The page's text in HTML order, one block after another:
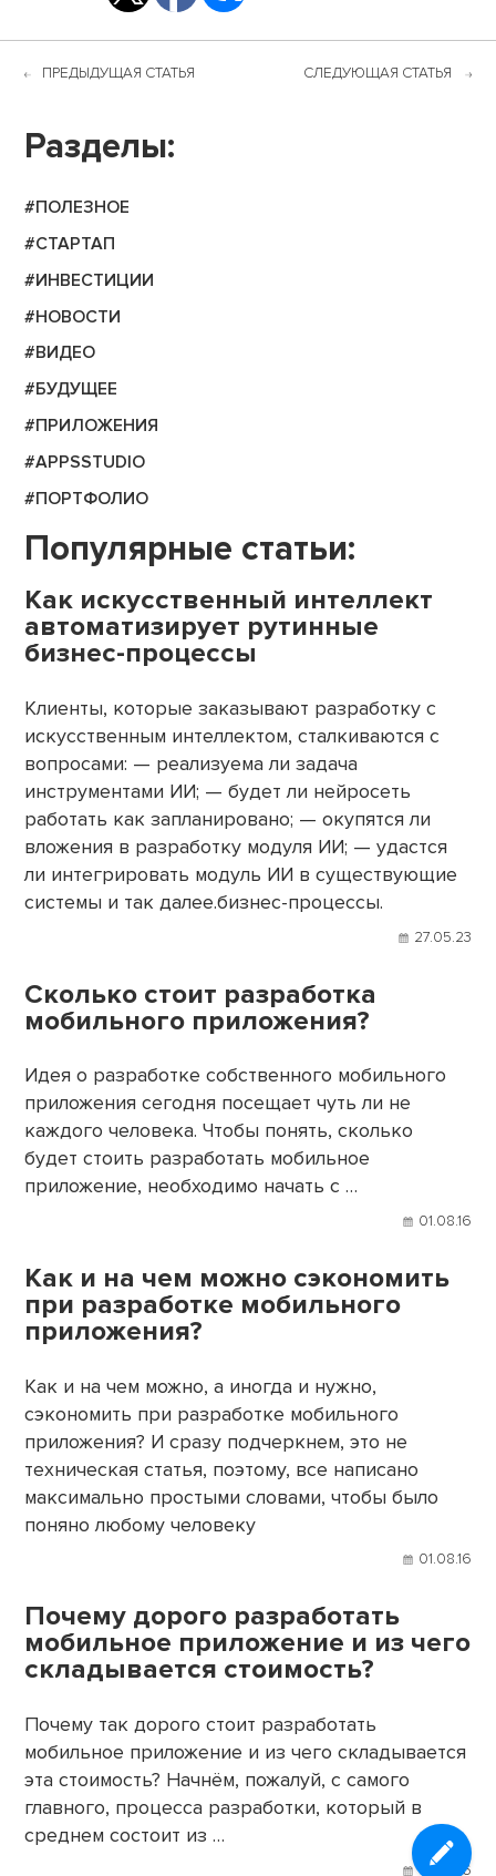
ПРЕДЫДУЩАЯ СТАТЬЯ СЛЕДУЮЩАЯ СТАТЬЯ
Разделы:
#ПОЛЕЗНОЕ
#СТАРТАП
#ИНВЕСТИЦИИ
#НОВОСТИ
#ВИДЕО
#БУДУЩЕЕ
#ПРИЛОЖЕНИЯ
#APPSSTUDIO
#ПОРТФОЛИО
Популярные статьи:
Как искусственный интеллект
автоматизирует рутинные
бизнес-процессы
Клиенты, которые заказывают разработку с
искусственным интеллектом, сталкиваются с
вопросами: — реализуема ли задача
инструментами ИИ; — будет ли нейросеть
работать как запланировано; — окупятся ли
вложения в разработку модуля ИИ; — удастся
ли интегрировать модуль ИИ в существующие
системы и так далее.бизнес-процессы.
27.05.23
Сколько стоит разработка
мобильного приложения?
Идея о разработке собственного мобильного
приложения сегодня посещает чуть ли не
каждого человека. Чтобы понять, сколько
будет стоить разработать мобильное
приложение, необходимо начать с …
01.08.16
Как и на чем можно сэкономить
при разработке мобильного
приложения?
Как и на чем можно, а иногда и нужно,
сэкономить при разработке мобильного
приложения? И сразу подчеркнем, это не
техническая статья, поэтому, все написано
максимально простыми словами, чтобы было
поняно любому человеку
01.08.16
Почему дорого разработать
мобильное приложение и из чего
складывается стоимость?
Почему так дорого стоит разработать
мобильное приложение и из чего складывается
эта стоимость? Начнём, пожалуй, с самого
главного, процесса разработки, который в
среднем состоит из …
01.08.16